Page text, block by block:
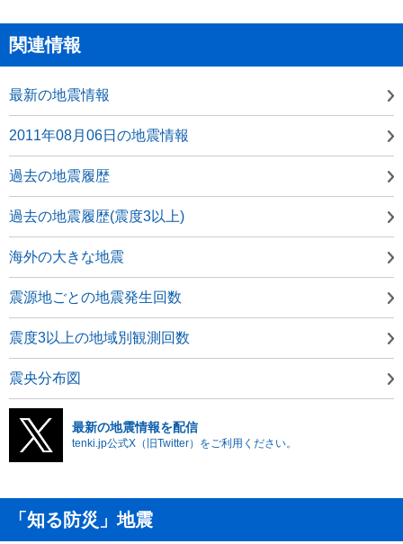
関連情報
最新の地震情報
2011年08月06日の地震情報
過去の地震履歴
過去の地震履歴(震度3以上)
海外の大きな地震
震源地ごとの地震発生回数
震度3以上の地域別観測回数
震央分布図
最新の地震情報を配信
tenki.jp公式X（旧Twitter）をご利用ください。
「知る防災」地震